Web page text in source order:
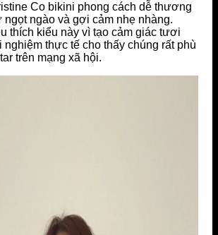
Co bikini phong cách dễ thương
ngào và gợi cảm nhẹ nhàng.
thích kiểu này vì tạo cảm giác tươi
nghiệm thực tế cho thấy chúng rất phù
trên mạng xã hội.